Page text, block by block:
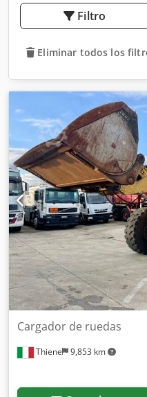
Filtro
Eliminar todos los
Thiene 9,853 km
Cargador de ruedas